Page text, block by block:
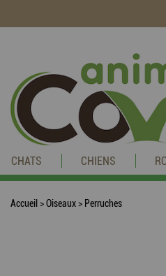
CHATS CHIENS
Accueil >Oiseaux> Perruches